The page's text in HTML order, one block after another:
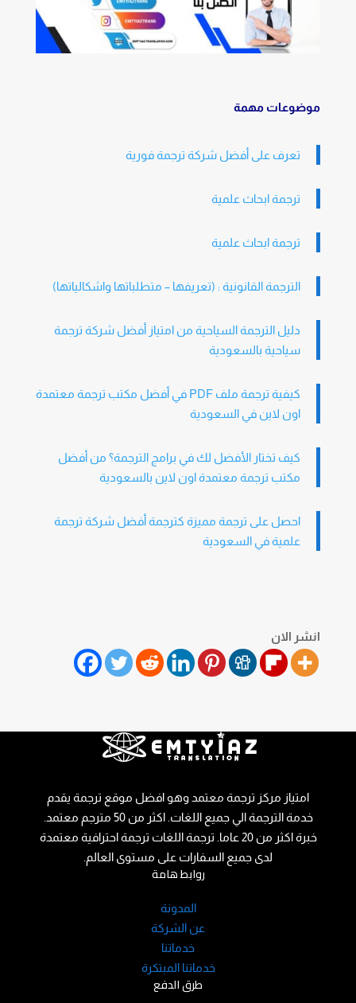
موضوعات مهمة
تعرف على أفضل شركة ترجمة فورية
ترجمة ابحاث علمية
ترجمة ابحاث علمية
الترجمة القانونية : (تعريفها – متطلباتها واشكالياتها)
دليل الترجمة السياحية من امتياز أفضل شركة ترجمة
سياحية بالسعودية
كيفية ترجمة ملف PDF في أفضل مكتب ترجمة معتمدة
اون لاين في السعودية
كيف تختار الأفضل لك في برامج الترجمة؟ من أفضل
مكتب ترجمة معتمدة اون لاين بالسعودية
احصل على ترجمة مميزة كترجمة أفضل شركة ترجمة
علمية في السعودية
انشر الان
طرق الدفع
روابط هامة
المدونة
عن الشركة
خدماتنا
خدماتنا المبتكرة
امتياز مركز ترجمة معتمد وهو افضل موقع ترجمة يقدم
خدمة الترجمة الي جميع اللغات. اكثر من 50 مترجم معتمد.
خبرة اكثر من 20 عاما. ترجمة اللغات ترجمة احترافية معتمدة
لدى جميع السفارات على مستوى العالم.